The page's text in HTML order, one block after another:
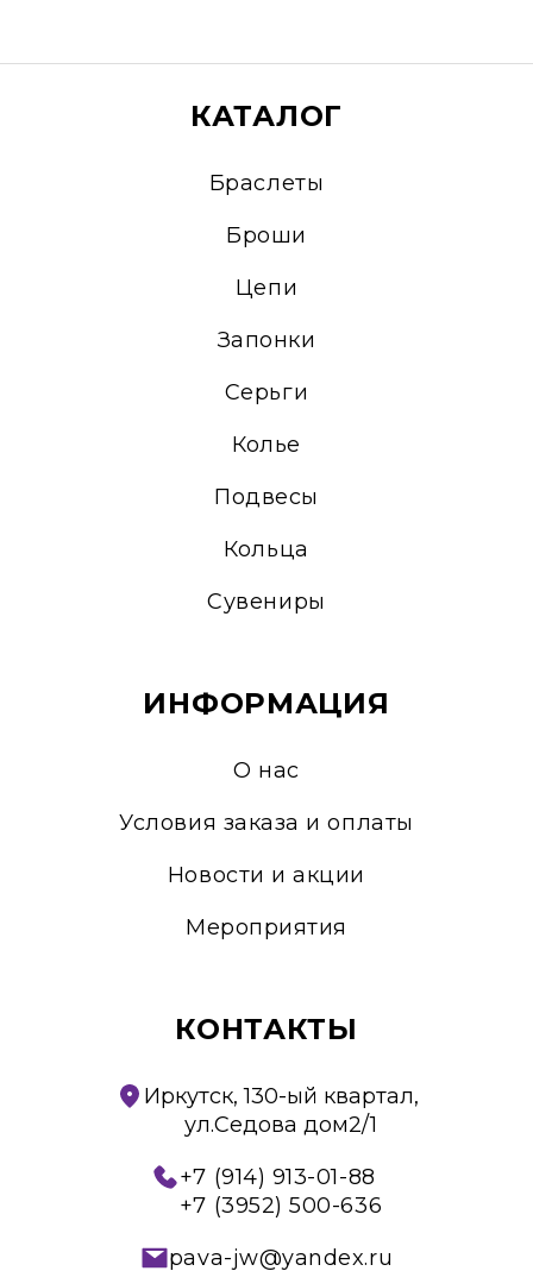
КАТАЛОГ
Браслеты
Броши
Цепи
Запонки
Серьги
Колье
Подвесы
Кольца
Сувениры
ИНФОРМАЦИЯ
О нас
Условия заказа и оплаты
Новости и акции
Мероприятия
КОНТАКТЫ
Иркутск, 130-ый квартал,
ул.Седова дом2/1
+7 (914) 913-01-88
+7 (3952) 500-636
pava-jw@yandex.ru